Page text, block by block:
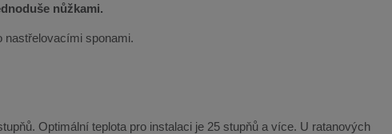
nůžkami.
nastřelovacími sponami.
Optimální teplota pro instalaci je 25 stupňů a více. U ratanových